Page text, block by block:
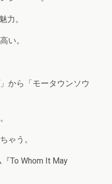
力。
い。
から「モータウンソウ
ゃう。
To Whom It May